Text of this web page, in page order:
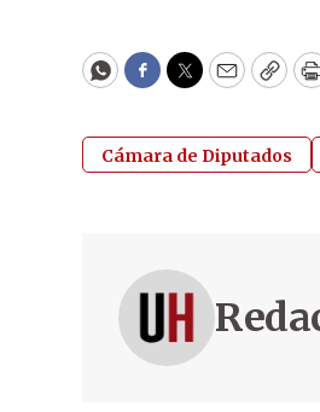
WhatsApp
Facebook
Twitter
Email
Cámara de Diputados